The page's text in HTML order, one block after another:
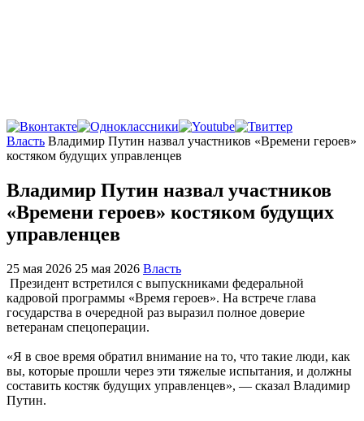
Главная
Власть Владимир Путин назвал участников «Времени героев»
костяком будущих управленцев
Владимир Путин назвал участников
«Времени героев» костяком будущих
управленцев
25 мая 2026 25 мая 2026 Власть
Президент встретился с выпускниками федеральной
кадровой программы «Время героев». На встрече глава
государства в очередной раз выразил полное доверие
ветеранам спецоперации.
«Я в свое время обратил внимание на то, что такие люди, как
вы, которые прошли через эти тяжелые испытания, и должны
составить костяк будущих управленцев», — сказал Владимир
Путин.